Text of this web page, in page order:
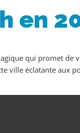
en
qui promet de
ville éclatante aux